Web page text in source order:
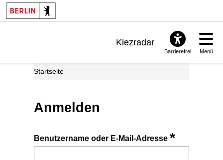
Kiezradar
Barrierefrei Menü
Startseite
Anmelden
Benutzername oder E-Mail-Adresse*